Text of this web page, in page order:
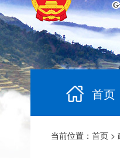
首页
当前位置： 首页 >